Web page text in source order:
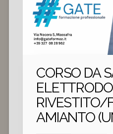
CORSO DA
ELETTRODO
RIVESTITO/
AMIANTO